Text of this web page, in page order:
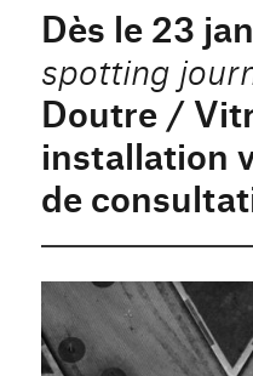
Dès le 23
spotting
Doutre /
installation
de